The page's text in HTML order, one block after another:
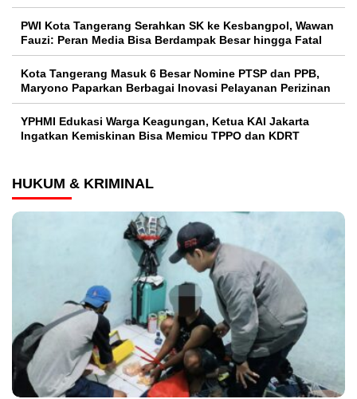
PWI Kota Tangerang Serahkan SK ke Kesbangpol, Wawan
Fauzi: Peran Media Bisa Berdampak Besar hingga Fatal
Kota Tangerang Masuk 6 Besar Nomine PTSP dan PPB,
Maryono Paparkan Berbagai Inovasi Pelayanan Perizinan
YPHMI Edukasi Warga Keagungan, Ketua KAI Jakarta
Ingatkan Kemiskinan Bisa Memicu TPPO dan KDRT
HUKUM & KRIMINAL